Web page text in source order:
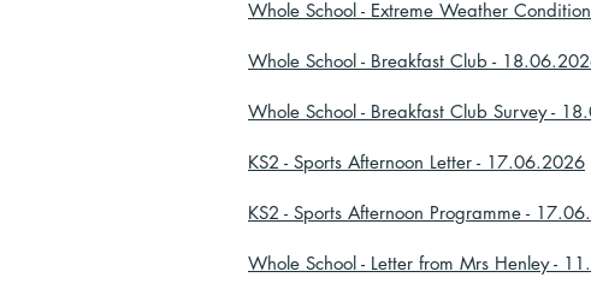
Whole School - Extreme Weather
Whole School - Breakfast Club -
Whole School - Breakfast Club Survey -
KS2 - Sports Afternoon Letter - 17.06.2026
KS2 - Sports Afternoon Programme -
Whole School - Letter from Mrs Henley -